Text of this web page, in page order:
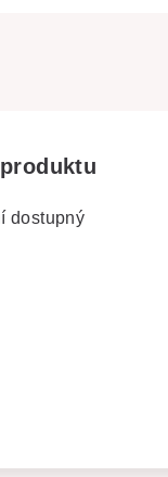
dostupný